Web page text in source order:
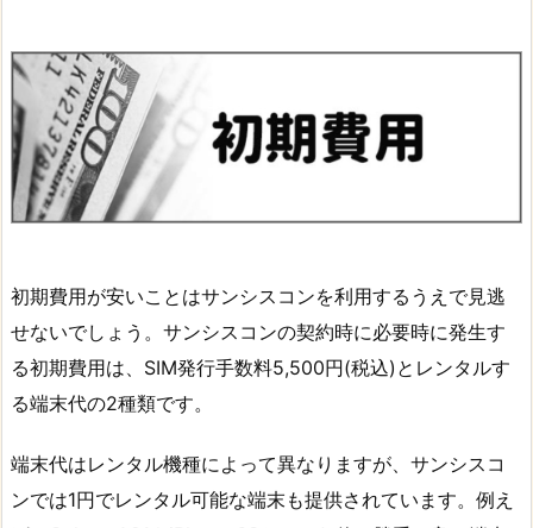
初期費用が安いことはサンシスコンを利用するうえで見逃
せないでしょう。サンシスコンの契約時に必要時に発生す
る初期費用は、SIM発行手数料5,500円(税込)とレンタルす
る端末代の2種類です。
端末代はレンタル機種によって異なりますが、サンシスコ
ンでは1円でレンタル可能な端末も提供されています。例え